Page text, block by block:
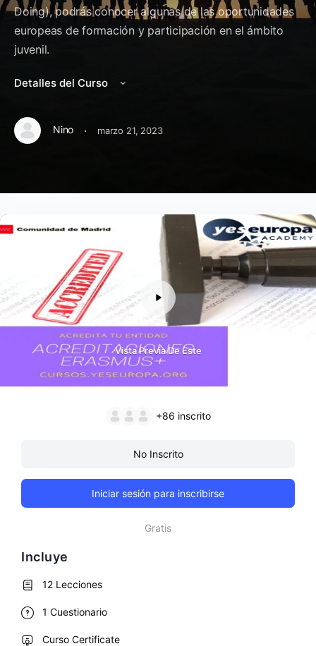
Doing), podrás conocer algunas de las oportunidades
europeas de formación y participación en el ámbito
juvenil.
Detalles del Curso
Nino · marzo 21, 2023
Vista Previa De Este
+86 inscrito
No Inscrito
Iniciar sesión para inscribirse
Gratis
Incluye
12 Lecciones
1 Cuestionario
Curso Certificate